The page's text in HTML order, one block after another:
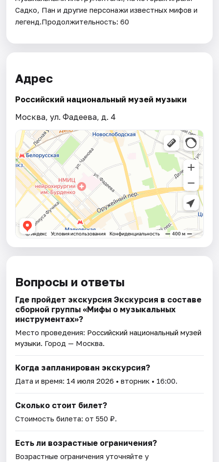
Садко, Пан и другие персонажи известных мифов и
легенд.Продолжительность: 60
Адрес
Российский национальный музей музыки
Москва, ул. Фадеева, д. 4
Вопросы и ответы
Где пройдет экскурсия Экскурсия в составе
сборной группы «Мифы о музыкальных
инструментах»?
Место проведения: Российский национальный музей
музыки. Город — Москва.
Когда запланирован экскурсия?
Дата и время: 14 июля 2026 • вторник • 16:00.
Сколько стоит билет?
Стоимость билета: от 550 ₽.
Есть ли возрастные ограничения?
Возрастные ограничения уточняйте у